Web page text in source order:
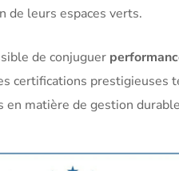
de leurs espaces verts.
de conjuguer
certifications prestigieuses
matière de gestion